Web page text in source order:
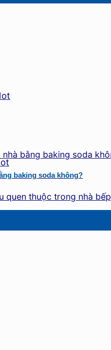
baking soda không?
quen thuộc trong nhà